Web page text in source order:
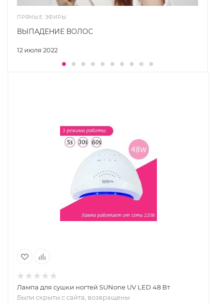
ПРЯМЫЕ ЭФИРЫ
12 июля 2022
ВЫПАДЕНИЕ ВОЛОС
Лампа для сушки ногтей SUNone UV LED 48 Вт
Были скрыты с сайта, возвращены